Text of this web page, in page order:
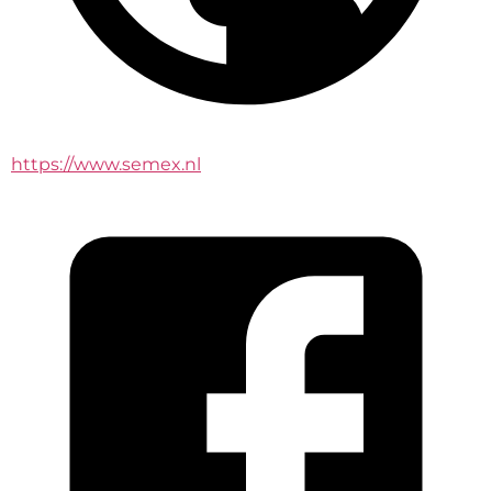
https://www.semex.nl